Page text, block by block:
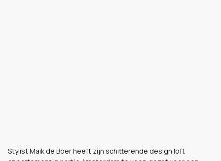
Stylist Maik de Boer heeft zijn schitterende design loft